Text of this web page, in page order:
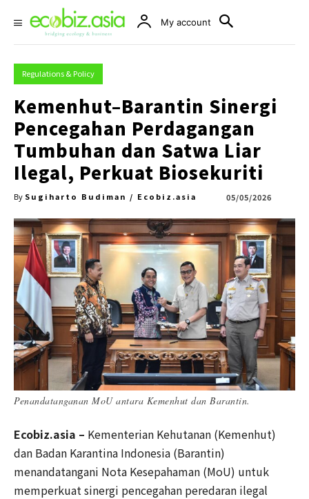
My account
Regulations & Policy
Kemenhut–Barantin Sinergi
Pencegahan Perdagangan
Tumbuhan dan Satwa Liar
Ilegal, Perkuat Biosekuriti
By Sugiharto Budiman / Ecobiz.asia 05/05/2026
Penandatanganan MoU antara Kemenhut dan Barantin.
Ecobiz.asia – Kementerian Kehutanan (Kemenhut)
dan Badan Karantina Indonesia (Barantin)
menandatangani Nota Kesepahaman (MoU) untuk
memperkuat sinergi pencegahan peredaran ilegal